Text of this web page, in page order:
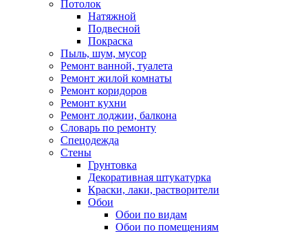
Потолок
Натяжной
Подвесной
Покраска
Пыль, шум, мусор
Ремонт ванной, туалета
Ремонт жилой комнаты
Ремонт коридоров
Ремонт кухни
Ремонт лоджии, балкона
Словарь по ремонту
Спецодежда
Стены
Грунтовка
Декоративная штукатурка
Краски, лаки, растворители
Обои
Обои по видам
Обои по помещениям